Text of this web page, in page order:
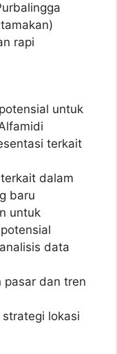
rapi
untuk
terkait
dalam
baru
untuk
data
pasar dan tren
lokasi